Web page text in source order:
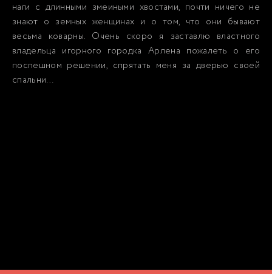
наги с длинными змеиными хвостами, почти ничего не
знают о земных женщинах и о том, что они бывают
весьма коварны. Очень скоро я заставлю властного
владельца игорного городка Арлена пожалеть о его
поспешном решении, спрятать меня за дверью своей
спальни…